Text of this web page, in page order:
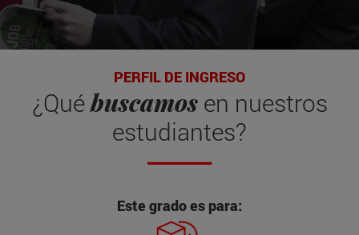
PERFIL DE INGRESO
¿Québuscamosen nuestros
estudiantes?
Este grado es para: